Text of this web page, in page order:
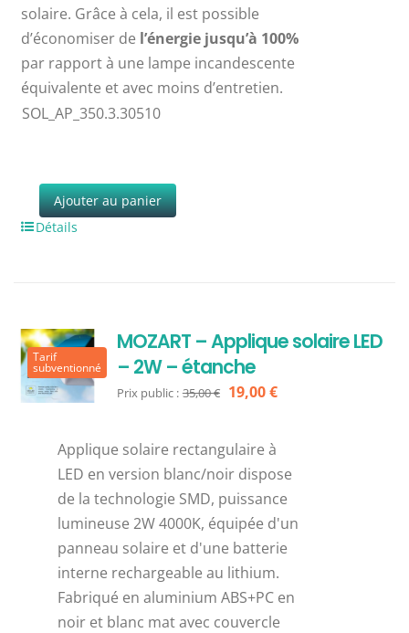
solaire. Grâce à cela, il est possible
d’économiser de l’énergie jusqu’à 100%
par rapport à une lampe incandescente
équivalente et avec moins d’entretien.
SOL_AP_350.3.30510
Ajouter au panier
Détails
Tarif
subventionné
MOZART – Applique solaire LED
– 2W – étanche
Prix public : 35,00€ Le
initial
était :
35,00 €.
19,00€Le
Applique solaire rectangulaire à
LED en version blanc/noir dispose
de la technologie SMD, puissance
lumineuse 2W 4000K, équipée d'un
panneau solaire et d'une batterie
interne rechargeable au lithium.
Fabriqué en aluminium ABS+PC en
noir et blanc mat avec couvercle